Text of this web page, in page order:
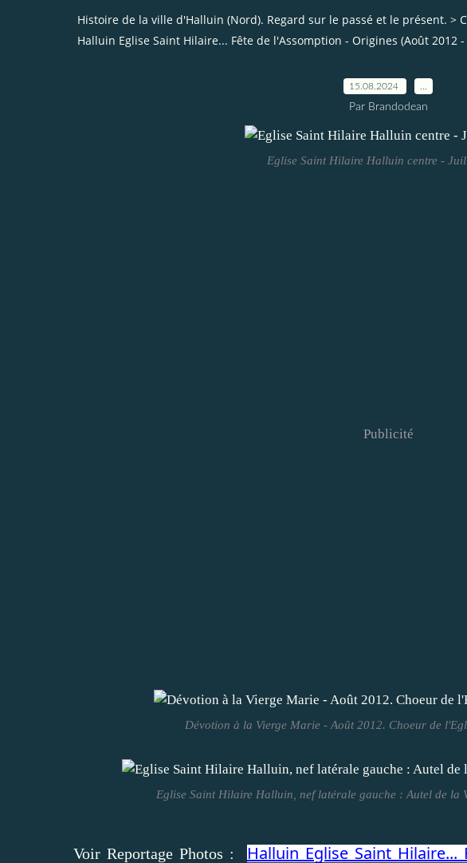
Histoire de la ville d'Halluin (Nord). Regard sur le passé et le présent. >
Halluin Eglise Saint Hilaire... Fête de l'Assomption - Origines (Août 2012 -
15.08.2024
Par Brandodean
Eglise Saint Hilaire Halluin centre -
Publicité
Dévotion à la Vierge Marie - Août 2012. Choeur de
Eglise Saint Hilaire Halluin, nef latérale gauche : Autel de la
Voir Reportage Photos : Halluin Eglise Saint